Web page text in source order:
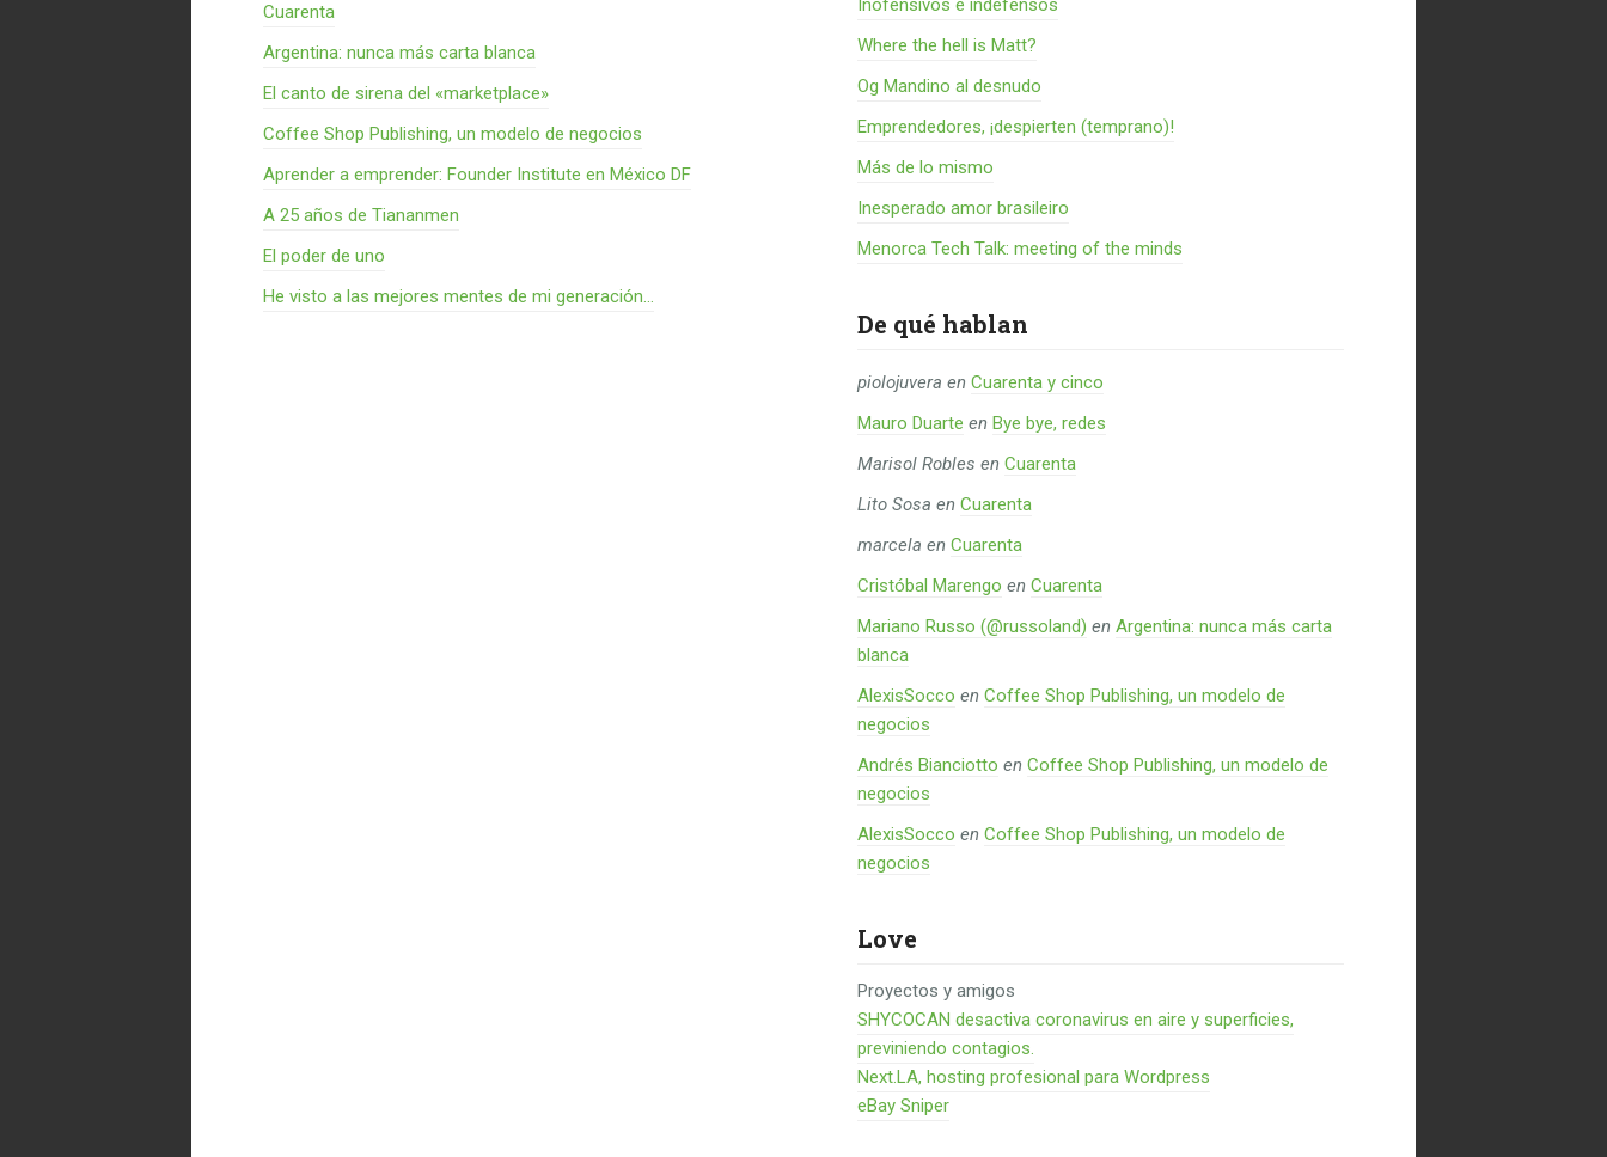
Cuarenta
Argentina: nunca más carta blanca
El canto de sirena del «marketplace»
Coffee Shop Publishing, un modelo de negocios
Aprender a emprender: Founder Institute en México DF
A 25 años de Tiananmen
El poder de uno
He visto a las mejores mentes de mi generación…
Inofensivos e indefensos
Where the hell is Matt?
Og Mandino al desnudo
Emprendedores, ¡despierten (temprano)!
Más de lo mismo
Inesperado amor brasileiro
Menorca Tech Talk: meeting of the minds
De qué hablan
piolojuvera enCuarenta y cinco
Mauro Duarte enBye bye, redes
Marisol Robles enCuarenta
Lito Sosa enCuarenta
marcela enCuarenta
Cristóbal Marengo enCuarenta
Mariano Russo (@russoland) enArgentina: nunca más carta
blanca
AlexisSocco enCoffee Shop Publishing, un modelo de
negocios
Andrés Bianciotto enCoffee Shop Publishing, un modelo de
negocios
AlexisSocco enCoffee Shop Publishing, un modelo de
negocios
Love
Proyectos y amigos
SHYCOCAN desactiva coronavirus en aire y superficies,
previniendo contagios.
Next.LA, hosting profesional para Wordpress
eBay Sniper